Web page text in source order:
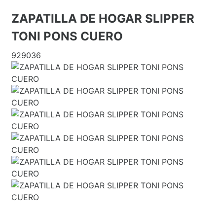
ZAPATILLA DE HOGAR SLIPPER
TONI PONS CUERO
929036